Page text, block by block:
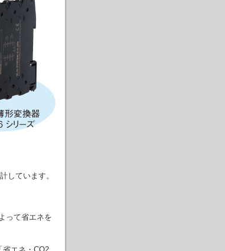
しています。
って省エネを